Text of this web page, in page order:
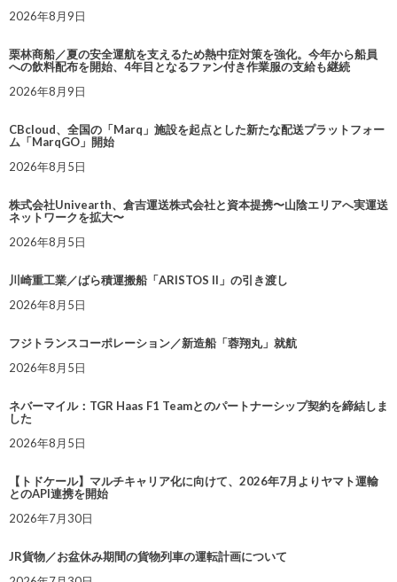
2026年8月9日
栗林商船／夏の安全運航を支えるため熱中症対策を強化。今年から船員
への飲料配布を開始、4年目となるファン付き作業服の支給も継続
2026年8月9日
CBcloud、全国の「Marq」施設を起点とした新たな配送プラットフォー
ム「MarqGO」開始
2026年8月5日
株式会社Univearth、倉吉運送株式会社と資本提携〜山陰エリアへ実運送
ネットワークを拡大〜
2026年8月5日
川崎重工業／ばら積運搬船「ARISTOS II」の引き渡し
2026年8月5日
フジトランスコーポレーション／新造船「蓉翔丸」就航
2026年8月5日
ネバーマイル：TGR Haas F1 Teamとのパートナーシップ契約を締結しま
した
2026年8月5日
【トドケール】マルチキャリア化に向けて、2026年7月よりヤマト運輸
とのAPI連携を開始
2026年7月30日
JR貨物／お盆休み期間の貨物列車の運転計画について